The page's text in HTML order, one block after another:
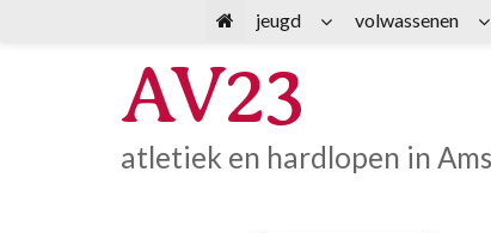
AV23
atletiek en hardlopen in
jeugd volwassenen